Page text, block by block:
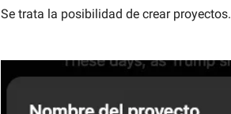
Se trata la posibilidad de crear proyectos.